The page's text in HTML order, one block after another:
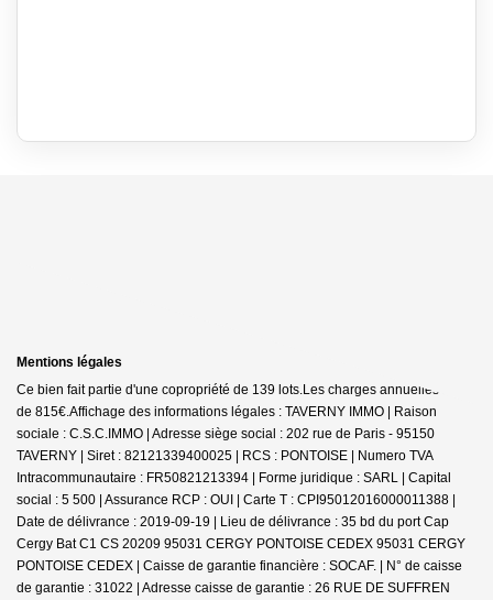
Mentions légales
Ce bien fait partie d'une copropriété de 139 lots.Les charges annuelles sont
de 815€. Affichage des informations légales : TAVERNY IMMO | Raison
sociale : C.S.C.IMMO | Adresse siège social : 202 rue de Paris - 95150
TAVERNY | Siret : 82121339400025 | RCS : PONTOISE | Numero TVA
Intracommunautaire : FR50821213394 | Forme juridique : SARL | Capital
social : 5 500 | Assurance RCP : OUI | Carte T : CPI95012016000011388 |
Date de délivrance : 2019-09-19 | Lieu de délivrance : 35 bd du port Cap
Cergy Bat C1 CS 20209 95031 CERGY PONTOISE CEDEX 95031 CERGY
PONTOISE CEDEX | Caisse de garantie financière : SOCAF. | N° de caisse
de garantie : 31022 | Adresse caisse de garantie : 26 RUE DE SUFFREN